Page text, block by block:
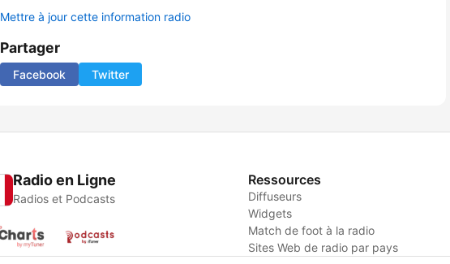
Mettre à jour cette information radio
Partager
Facebook Twitter
Radio en Ligne
Radios et Podcasts
Ressources
Diffuseurs
Widgets
Match de foot à la radio
Sites Web de radio par pays